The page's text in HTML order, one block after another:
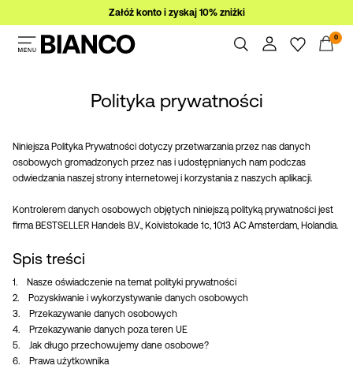
Załóż konto i zyskaj 10% zniżki
Spis treści
Profil
Lista życzeń
Wsparcie
0
Kobiety
się
pytania?
O
nas
Polska
/
Polityka prywatności
Niniejsza Polityka Prywatności dotyczy przetwarzania przez nas danych
osobowych gromadzonych przez nas i udostępnianych nam podczas
odwiedzania naszej strony internetowej i korzystania z naszych aplikacji.
Kontrolerem danych osobowych objętych niniejszą polityką prywatności jest
firma BESTSELLER Handels B.V., Koivistokade 1c, 1013 AC Amsterdam, Holandia.
Spis treści
1. Nasze oświadczenie na temat polityki prywatności
2. Pozyskiwanie i wykorzystywanie danych osobowych
3. Przekazywanie danych osobowych
4. Przekazywanie danych poza teren UE
5. Jak długo przechowujemy dane osobowe?
6. Prawa użytkownika